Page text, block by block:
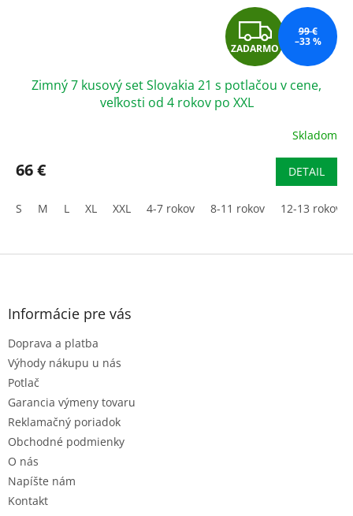
Z
A
D
A
R
M
ZADARMO
99 €
–33 %
Zimný 7 kusový set Slovakia 21 s potlačou v cene,
veľkosti od 4 rokov po XXL
produktu
z
Skladom
66 € DETAIL
S M L XL XXL 4-7 rokov 8-11 rokov 12-13 rokov
Z
Informácie pre vás
Doprava a platba
Výhody nákupu u nás
Potlač
Garancia výmeny tovaru
Reklamačný poriadok
Obchodné podmienky
O nás
Napíšte nám
Kontakt